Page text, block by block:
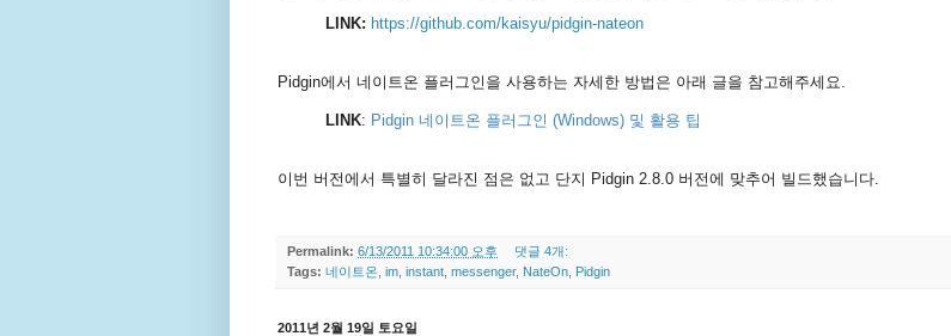
LINK: https://github.com/kaisyu/pidgin-nateon
Pidgin에서 네이트온 플러그인을 사용하는 자세한 방법은 아래 글을 참고해주세요.
LINK: Pidgin 네이트온 플러그인 (Windows) 및 활용 팁
이번 버전에서 특별히 달라진 점은 없고 단지 Pidgin 2.8.0 버전에 맞추어 빌드했습니다.
Permalink: 6/13/2011 10:34:00 오후
댓글 4개:
Tags: 네이트온 im instant messenger, NateOn Pidgin
2011년 2월 19일 토요일